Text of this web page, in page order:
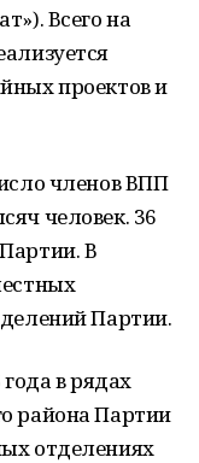
Всего на
проектов и
членов ВПП
человек. 36
В
Партии.
в рядах
района Партии
отделениях